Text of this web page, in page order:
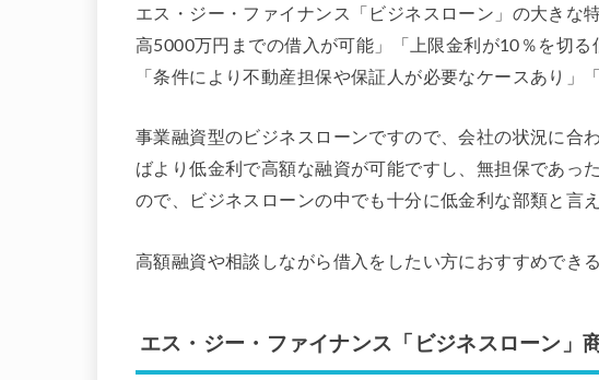
エス・ジー・ファイナンス「ビジネスローン」の大きな
高5000万円までの借入が可能」「上限金利が10％を切る
「条件により不動産担保や保証人が必要なケースあり」
事業融資型のビジネスローンですので、会社の状況に合
ばより低金利で高額な融資が可能ですし、無担保であっ
ので、ビジネスローンの中でも十分に低金利な部類と言え
高額融資や相談しながら借入をしたい方におすすめでき
エス・ジー・ファイナンス「ビジネスローン」